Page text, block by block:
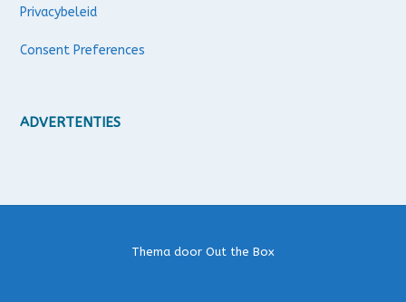
Privacybeleid
Consent Preferences
ADVERTENTIES
Thema door Out the Box